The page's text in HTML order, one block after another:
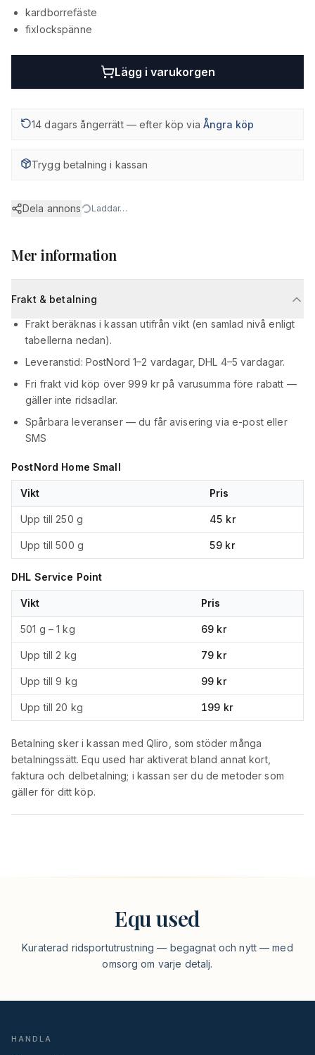
kardborrefäste
fixlockspänne
Lägg i varukorgen
14 dagars ångerrätt — efter köp via Ångra köp
Trygg betalning i kassan
Dela annons Laddar…
Mer information
Frakt & betalning
Frakt beräknas i kassan utifrån vikt (en samlad nivå enligt
tabellerna nedan).
Leveranstid: PostNord 1–2 vardagar, DHL 4–5 vardagar.
Fri frakt vid köp över 999 kr på varusumma före rabatt —
gäller inte ridsadlar.
Spårbara leveranser — du får avisering via e-post eller
SMS
PostNord Home Small
Vikt Pris
Upp till 250 g 45 kr
Upp till 500 g 59 kr
DHL Service Point
Vikt Pris
501 g – 1 kg 69 kr
Upp till 2 kg 79 kr
Upp till 9 kg 99 kr
Upp till 20 kg 199 kr
Betalning sker i kassan med Qliro, som stöder många
betalningssätt. Equ used har aktiverat bland annat kort,
faktura och delbetalning; i kassan ser du de metoder som
gäller för ditt köp.
Equ used
Kuraterad ridsportutrustning — begagnat och nytt — med
omsorg om varje detalj.
HANDLA